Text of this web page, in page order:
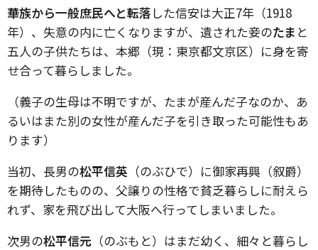
華族から一般庶民へと転落 した信安は大正7年（1918
年）、失意の内に亡くなりますが、遺された妾のたま と
五人の子供たちは、本郷（現：東京都文京区）に身を寄
せ合って暮らしました。
（義子の生母は不明ですが、たまが産んだ子なのか、あ
るいはまた別の女性が産んだ子を引き取った可能性もあ
ります）
当初、長男の松平信英 （のぶひで）に御家再興（叙爵）
を期待したものの、父譲りの性格で貧乏暮らしに耐えら
れず、家を飛び出して大阪へ行ってしまいました。
次男の松平信元 （のぶもと）はまだ幼く、細々と暮らし